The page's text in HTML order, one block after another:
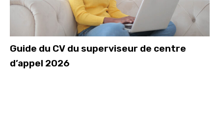
Guide du CV du superviseur de centre
d’appel 2026